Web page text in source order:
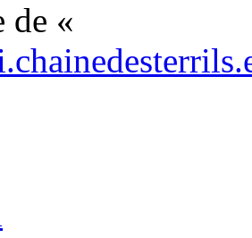
de «